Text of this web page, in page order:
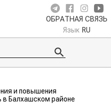
ОБРАТНАЯ СВЯЗЬ
Язык RU
и повышения
в Балхашском районе